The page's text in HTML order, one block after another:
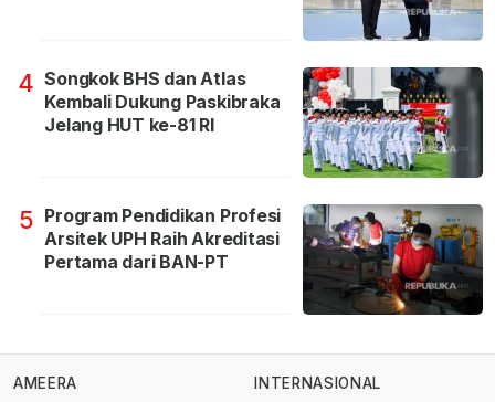
4 Songkok BHS dan Atlas
Kembali Dukung Paskibraka
Jelang HUT ke-81 RI
5 Program Pendidikan Profesi
Arsitek UPH Raih Akreditasi
Pertama dari BAN-PT
AMEERA
INTERNASIONAL